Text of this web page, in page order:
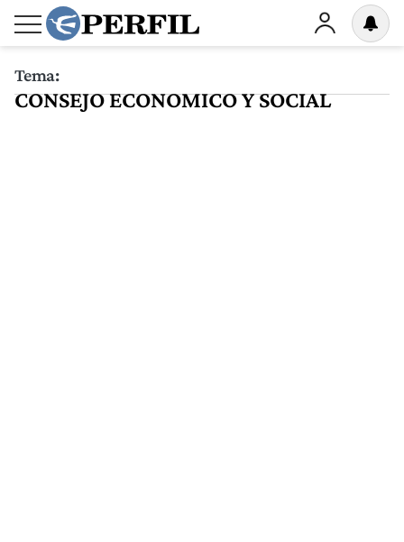
Tema:
CONSEJO ECONOMICO Y SOCIAL